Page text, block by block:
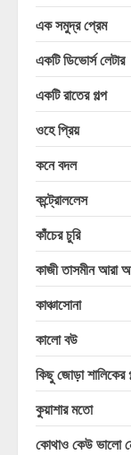
এক সমুদ্র প্রেম
একটি ডিভোর্স লেটার
একটি রাতের গল্প
ওহে প্রিয়
কনে বদল
কন্ট্রোললেস
কাঁচের চুরি
কাজী তাসমীন আরা
কাঞ্চাসোনা
কালো বউ
কিছু জোড়া শালিকের
কুয়াশার মতো
কোথাও কেউ ভালো